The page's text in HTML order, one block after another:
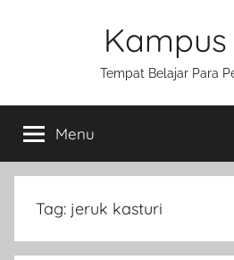
Kampus
Tempat Belajar Para
Menu
Tag: jeruk kasturi